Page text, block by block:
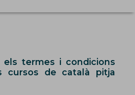
els termes i condicions
cursos de català pitja